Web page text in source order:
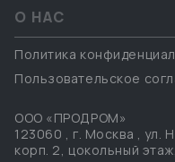
О НАС
Политика
Пользовательское
ООО «ПРОДРОМ»
123060 , г. Москва , ул.
корп. 2, цокольный